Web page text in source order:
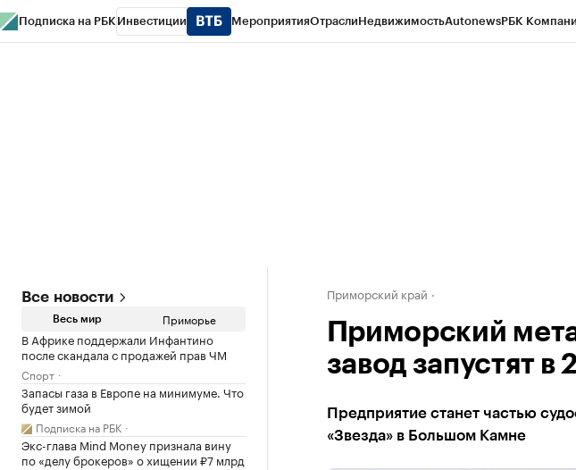
Подписка на РБК Инвестиции МероприятияОтраслиНедвижимостьAutonewsРБК
Все новости
Весь мир Приморье
В Африке поддержали Инфантино
после скандала с продажей прав ЧМ
Спорт
Запасы газа в Европе на минимуме. Что
будет зимой
Подписка на РБК
Экс-глава Mind Money признала вину
по «делу брокеров» о хищении ₽7 млрд
Приморский край
Приморский
завод запустят в
Предприятие станет частью
«Звезда» в Большом Камне